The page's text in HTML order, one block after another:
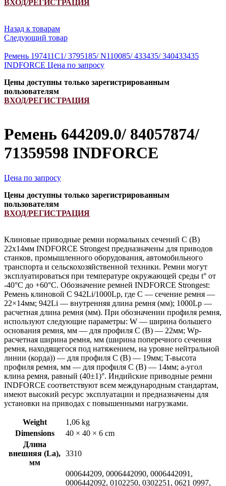
ВХОД/РЕГИСТРАЦИЯ
Назад к товарам
Следующий товар
Ремень 197411C1/ 3795185/ N110085/ 433435/ 340433435
INDFORCE Цена по запросу
Цены доступны только зарегистрированным
пользователям
ВХОД/РЕГИСТРАЦИЯ
Ремень 644209.0/ 84057874/
71359598 INDFORCE
Цена по запросу
Цены доступны только зарегистрированным
пользователям
ВХОД/РЕГИСТРАЦИЯ
Клиновые приводные ремни нормальных сечений С (В)
22х14мм INDFORCE Strongest предназначены для приводов
станков, промышленного оборудования, автомобильного
транспорта и сельскохозяйственной техники. Ремни могут
эксплуатироваться при температуре окружающей среды t° от
-40°С до +60°С. Обозначение ремней INDFORCE Strongest:
Ремень клиновой С 942Li/1000Lp, где C — сечение ремня —
22×14мм; 942Li — внутренняя длина ремня (мм); 1000Lp —
расчетная длина ремня (мм). При обозначении профиля ремня,
используют следующие параметры: W — ширина большего
основания ремня, мм — для профиля С (В) — 22мм; Wp-
расчетная ширина ремня, мм (ширина поперечного сечения
ремня, находящегося под натяжением, на уровне нейтральной
линии (корда)) — для профиля С (В) — 19мм; T-высота
профиля ремня, мм — для профиля С (В) — 14мм; a-угол
клина ремня, равный (40±1)°. Индийские приводные ремни
INDFORCE соответствуют всем международным стандартам,
имеют высокий ресурс эксплуатации и предназначены для
установки на приводах с повышенными нагрузками.
Weight
1,06 kg
Dimensions
40 × 40 × 6 cm
Длина
внешняя (La),
мм
3310
000644209, 0006442090, 0006442091,
0006442092, 0102250, 0302251, 0621 0997,